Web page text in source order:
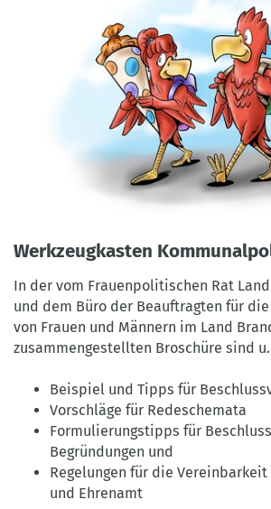
Tomicek
Werkzeugkasten
In der vom Frauenpolitischen Rat
und dem Büro der Beauftragten für
von Frauen und Männern im Land
zusammengestellten Broschüre sind
Beispiel und Tipps für
Vorschläge für Redeschemata
Formulierungstipps für
Begründungen und
Regelungen für die Vereinbarkeit
und Ehrenamt